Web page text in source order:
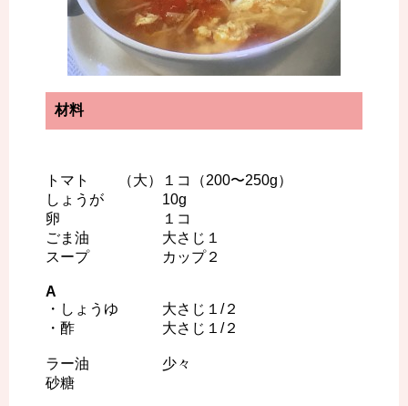
材料
トマト （大）１コ（200〜250g）
しょうが 10g
卵 １コ
ごま油 大さじ１
スープ カップ２
A
・しょうゆ 大さじ１/２
・酢 大さじ１/２
ラー油 少々
砂糖